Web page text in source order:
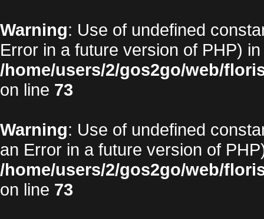
Warning: Use of undefined
Error in a future version of PHP) in
/home/users/2/gos2go/web/
on line 73
Warning: Use of undefined
an Error in a future version of
/home/users/2/gos2go/web/
on line 73